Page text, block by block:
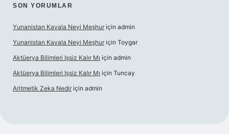
SON YORUMLAR
Yunanistan Kavala Neyi Meşhur için admin
Yunanistan Kavala Neyi Meşhur için Toygar
Aktüerya Bilimleri Işsiz Kalır Mı için admin
Aktüerya Bilimleri Işsiz Kalır Mı için Tuncay
Aritmetik Zeka Nedir için admin